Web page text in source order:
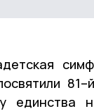
единства